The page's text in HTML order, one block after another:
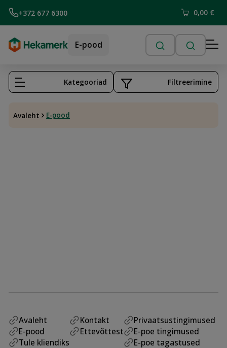
+372 677 6300 0,00 €
E-pood
Avaleht E-pood
Kategooriad Filtreerimine
Avaleht
E-pood
Tule kliendiks
Kontakt
Ettevõttest
Privaatsustingimused
E-poe tingimused
E-poe tagastused